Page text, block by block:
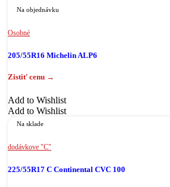
Na objednávku
Osobné
205/55R16 Michelin ALP6
Add to Wishlist
Add to Wishlist
Na sklade
dodávkove "C"
225/55R17 C Continental CVC 100